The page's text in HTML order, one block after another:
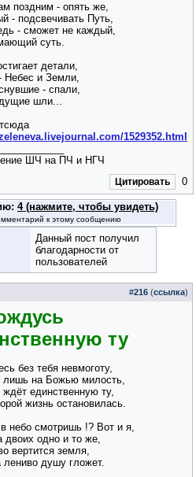
поздним - опять же,
- подсвечивать Путь,
- сможет не каждый,
суть.
детали,
Небес и Земли,
- спали,
шли...
1529352.html
ШЧ на ПЧ и НГЧ
Цитировать 0
4 (нажмите, чтобы увидеть)
к этому сообщению
Данный пост получил
благодарности от
пользователей
#216 (ссылка)
ту
без тебя невмоготу,
лишь на Божью милость,
единственную ту,
жизнь остановилась.
небо смотришь !? Вот и я,
двоих одно и то же,
вертится земля,
лениво душу гложет.